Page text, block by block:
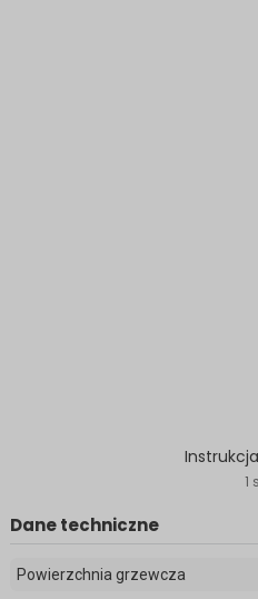
1
Dane techniczne
Powierzchnia grzewcza